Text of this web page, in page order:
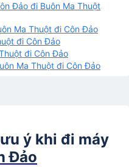
Đảo đi Buôn Ma Thuột
Ma Thuột đi Côn Đảo
đi Côn Đảo
đi Côn Đảo
Ma Thuột đi Côn Đảo
ý khi đi máy
Đảo